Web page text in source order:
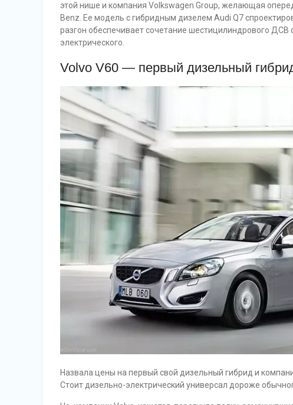
этой нише и компания Volkswagen Group, желающая
Benz. Ее модель с гибридным дизелем Audi Q7
разгон обеспечивает сочетание шестицилиндрового
электрического.
Volvo V60 — первый дизельный
Назвала цены на первый свой дизельный гибрид и
Стоит дизельно-электрический универсал дороже